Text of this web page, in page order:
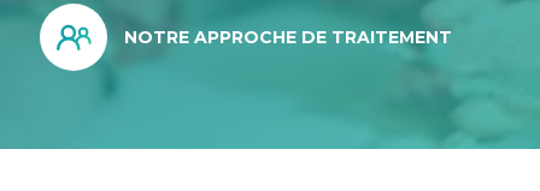
NOTRE APPROCHE DE TRAITEMENT